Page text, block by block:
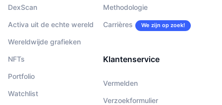
DexScan
Activa uit de echte wereld
Wereldwijde grafieken
NFTs
Portfolio
Watchlist
Methodologie
Carrières We zijn op zoek!
Klantenservice
Vermelden
Verzoekformulier